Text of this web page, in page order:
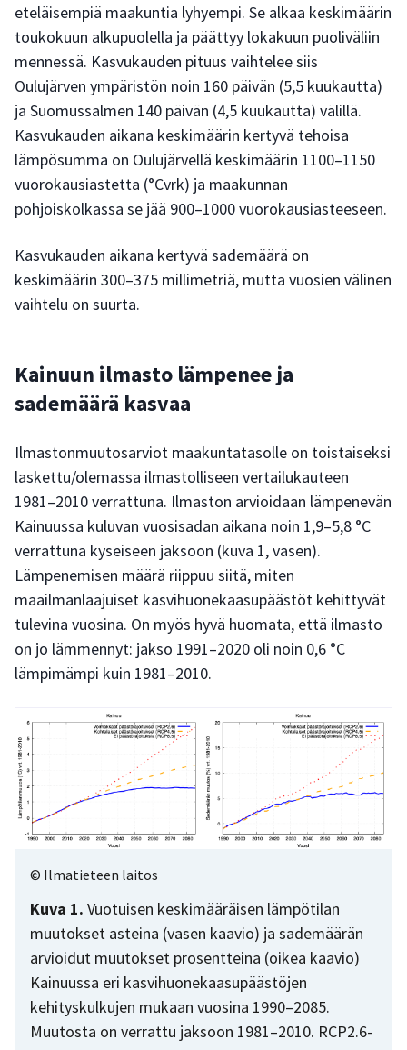
eteläisempiä maakuntia lyhyempi. Se alkaa keskimäärin
toukokuun alkupuolella ja päättyy lokakuun puoliväliin
mennessä. Kasvukauden pituus vaihtelee siis
Oulujärven ympäristön noin 160 päivän (5,5 kuukautta)
ja Suomussalmen 140 päivän (4,5 kuukautta) välillä.
Kasvukauden aikana keskimäärin kertyvä tehoisa
lämpösumma on Oulujärvellä keskimäärin 1100–1150
vuorokausiastetta (°Cvrk) ja maakunnan
pohjoiskolkassa se jää 900–1000 vuorokausiasteeseen.
Kasvukauden aikana kertyvä sademäärä on
keskimäärin 300–375 millimetriä, mutta vuosien välinen
vaihtelu on suurta.
Kainuun ilmasto lämpenee ja
sademäärä kasvaa
Ilmastonmuutosarviot maakuntatasolle on toistaiseksi
laskettu/olemassa ilmastolliseen vertailukauteen
1981–2010 verrattuna. Ilmaston arvioidaan lämpenevän
Kainuussa kuluvan vuosisadan aikana noin 1,9–5,8 °C
verrattuna kyseiseen jaksoon (kuva 1, vasen).
Lämpenemisen määrä riippuu siitä, miten
maailmanlaajuiset kasvihuonekaasupäästöt kehittyvät
tulevina vuosina. On myös hyvä huomata, että ilmasto
on jo lämmennyt: jakso 1991–2020 oli noin 0,6 °C
lämpimämpi kuin 1981–2010.
Kuva 1. Vuotuisen keskimääräisen lämpötilan
muutokset asteina (vasen kaavio) ja sademäärän
arvioidut muutokset prosentteina (oikea kaavio)
Kainuussa eri kasvihuonekaasupäästöjen
kehityskulkujen mukaan vuosina 1990–2085.
Muutosta on verrattu jaksoon 1981–2010. RCP2.6-
© Ilmatieteen laitos